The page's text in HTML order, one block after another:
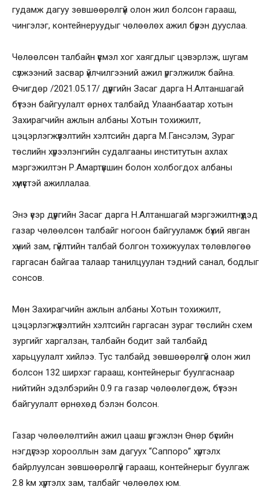
гудамж дагуу зөвшөөрөлгүй олон жил болсон гарааш,
чингэлэг, контейнеруудыг чөлөөлөх ажил бүрэн дууслаа.
Чөлөөлсөн талбайн үүсмэл хог хаягдлыг цэвэрлэж, шугам
сүлжээний засвар үйлчилгээний ажил үргэлжилж байна.
Өчигдөр /2021.05.17/ дүүргийн Засаг дарга Н.Алтаншагай
бүтээн байгуулалт өрнөх талбайд Улаанбаатар хотын
Захирагчийн ажлын албаны Хотын тохижилт,
цэцэрлэгжүүлэлтийн хэлтсийн дарга М.Гансэлэм, Зураг
төслийн хүрээлэнгийн судалгааны институтын ахлах
мэргэжилтэн Р.Амартүвшин болон холбогдох албаны
хүмүүстэй ажиллалаа.
Энэ үеэр дүүргийн Засаг дарга Н.Алтаншагай мэргэжилтнүүдэд
газар чөлөөлсөн талбайг ногоон байгууламж бүхий явган
хүний зам, гүйлтийн талбай болгон тохижуулах төлөвлөгөө
гаргасан байгаа талаар танилцуулан тэдний санал, бодлыг
сонсов.
Мөн Захирагчийн ажлын албаны Хотын тохижилт,
цэцэрлэгжүүлэлтийн хэлтсийн гаргасан зураг төслийн схем
зургийг харгалзан, талбайн бодит зай талбайд
харьцуулалт хийлээ. Тус талбайд зөвшөөрөлгүй олон жил
болсон 132 ширхэг гарааш, контейнерыг буулгаснаар
нийтийн эдэлбэрийн 0.9 га газар чөлөөлөгдөж, бүтээн
байгуулалт өрнөхөд бэлэн болсон.
Газар чөлөөлөлтийн ажил цааш үргэжлэн Өнөр бүсийн
нэгдүгээр хорооллын зам дагуух “Саппоро” хүртэлх
байрлуулсан зөвшөөрөлгүй гарааш, контейнерыг буулгаж
2.8 kм хүртэлх зам, талбайг чөлөөлөх юм.